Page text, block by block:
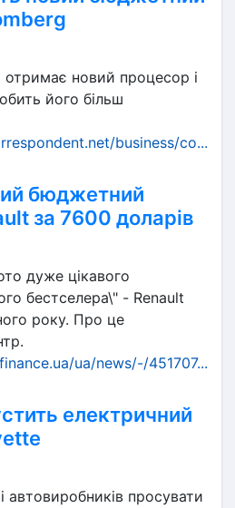
новий процесор і
його більш
business/co...
бюджетний
за 7600 доларів
дуже цікавого
бестселера\" - Renault
року. Про це
ua/news/-/451707...
електричний
автовиробників просувати